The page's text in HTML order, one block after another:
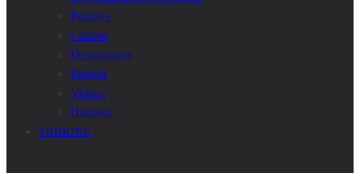
Bourses
Cuisine
Destinations
Portrait
Videos
Humour
TRIBUNE